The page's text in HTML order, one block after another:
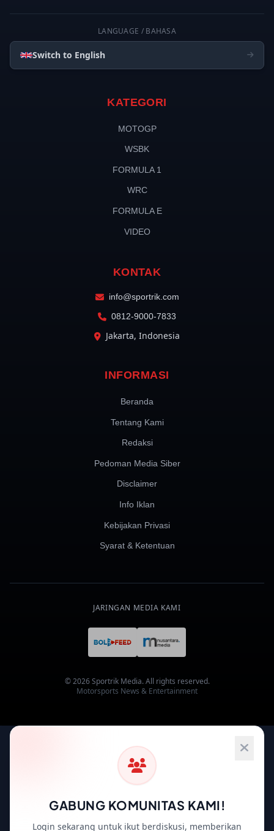
LANGUAGE / BAHASA
Switch to English
KATEGORI
MOTOGP
WSBK
FORMULA 1
WRC
FORMULA E
VIDEO
KONTAK
info@sportrik.com
0812-9000-7833
Jakarta, Indonesia
INFORMASI
Beranda
Tentang Kami
Redaksi
Pedoman Media Siber
Disclaimer
Info Iklan
Kebijakan Privasi
Syarat & Ketentuan
JARINGAN MEDIA KAMI
© 2026 Sportrik Media. All rights reserved.
Motorsports News & Entertainment
GABUNG KOMUNITAS KAMI!
Login sekarang untuk ikut berdiskusi, memberikan